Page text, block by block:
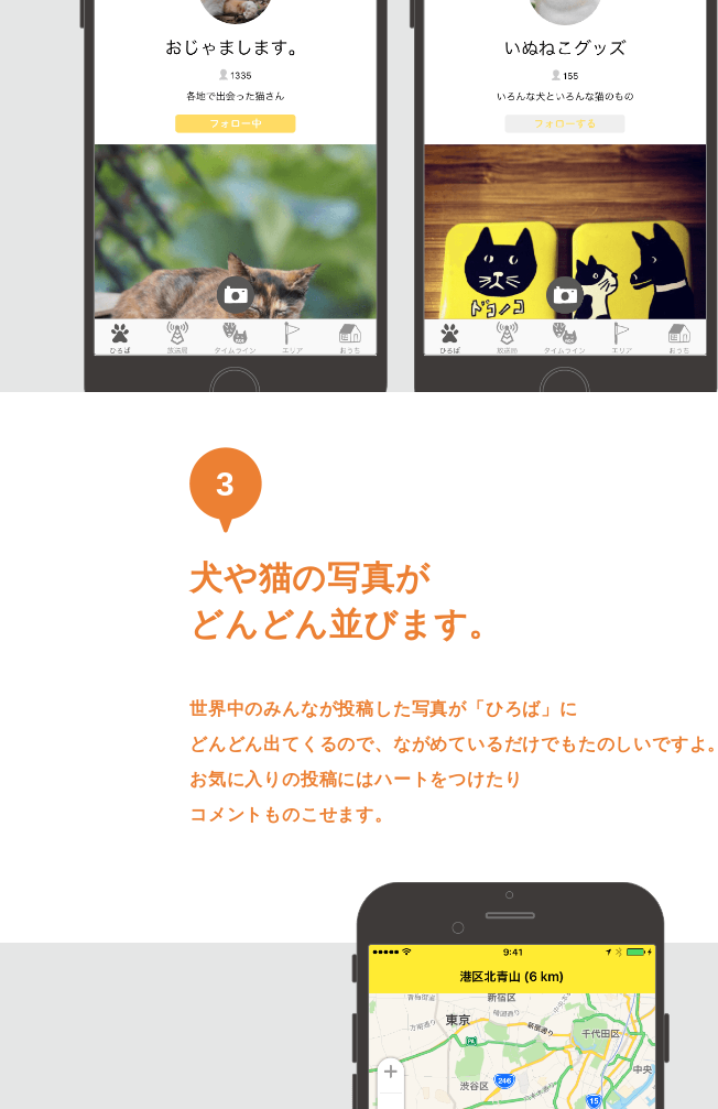
3
犬や猫の写真が
どんどん並びます。
世界中のみんなが投稿した写真が「ひろば」に
どんどん出てくるので、ながめているだけでもたのしいですよ。
お気に入りの投稿にはハートをつけたり
コメントものこせます。